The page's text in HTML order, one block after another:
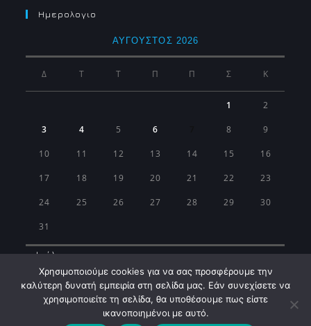
Ημερολογιο
ΑΎΓΟΥΣΤΟΣ 2026
Δ Τ Τ Π Π Σ Κ
1 2
3 4 5 6 8 9
10 11 12 13 14 15 16
17 18 19 20 21 22 23
24 25 26 27 28 29 30
31
« Ιούλ
Χρησιμοποιούμε cookies για να σας προσφέρουμε την
καλύτερη δυνατή εμπειρία στη σελίδα μας. Εάν συνεχίσετε να
χρησιμοποιείτε τη σελίδα, θα υποθέσουμε πως είστε
ικανοποιημένοι με αυτό.